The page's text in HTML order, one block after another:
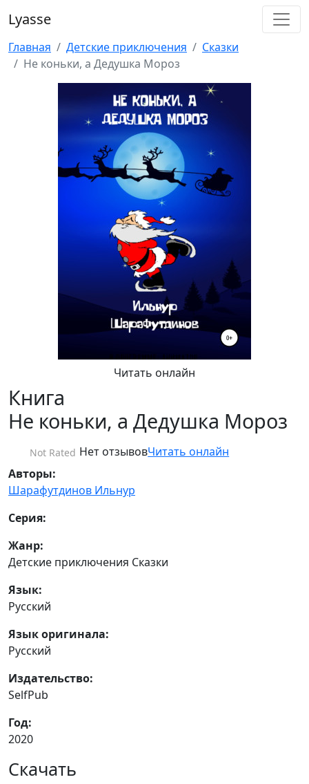
Lyasse
Главная Детские приключения
Сказки
Не коньки, а Дедушка Мороз
Читать онлайн
Книга
Не коньки, а Дедушка Мороз
Not Rated Нет отзывовЧитать онлайн
Авторы:
Шарафутдинов Ильнур
Серия:
Жанр:
Детские приключения Сказки
Язык:
Русский
Язык оригинала:
Русский
Издательство:
SelfPub
Год:
2020
Скачать